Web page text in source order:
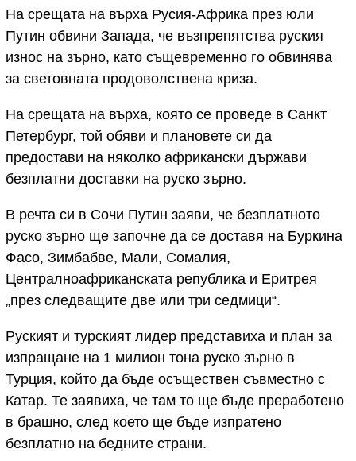
На срещата на върха Русия-Африка през юли
Путин обвини Запада, че възпрепятства руския
износ на зърно, като същевременно го обвинява
за световната продоволствена криза.
На срещата на върха, която се проведе в Санкт
Петербург, той обяви и плановете си да
предостави на няколко африкански държави
безплатни доставки на руско зърно.
В речта си в Сочи Путин заяви, че безплатното
руско зърно ще започне да се доставя на Буркина
Фасо, Зимбабве, Мали, Сомалия,
Централноафриканската република и Еритрея
„през следващите две или три седмици“.
Руският и турският лидер представиха и план за
изпращане на 1 милион тона руско зърно в
Турция, който да бъде осъществен съвместно с
Катар. Те заявиха, че там то ще бъде преработено
в брашно, след което ще бъде изпратено
безплатно на бедните страни.